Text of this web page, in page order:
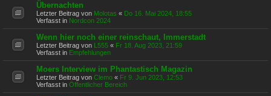
Übernachten
Letzter Beitrag von Molotas « Do 16. Mai 2024, 18:55
Verfasst in Nordcon 2024
Wenn hier noch einer reinschaut, Immerstadt
Letzter Beitrag von L555 « Fr 18. Aug 2023, 21:59
Verfasst in Empfehlungen
Moers Interview im Phantastisch Magazin
Letzter Beitrag von Clemo « Fr 9. Jun 2023, 12:53
Verfasst in Öffentlicher Bereich